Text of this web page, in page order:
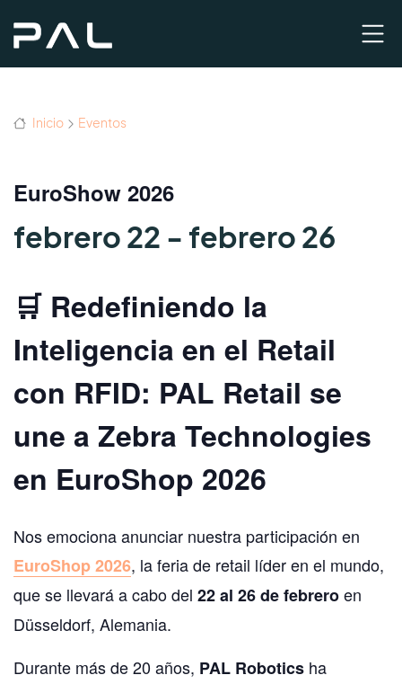
Inicio Eventos
EuroShow 2026
febrero 22 - febrero 26
🛒 Redefiniendo la
Inteligencia en el Retail
con RFID: PAL Retail se
une a Zebra Technologies
en EuroShop 2026
Nos emociona anunciar nuestra participación en
EuroShop 2026, la feria de retail líder en el mundo,
que se llevará a cabo del 22 al 26 de febreroen
Düsseldorf, Alemania.
Durante más de 20 años, PAL Robotics ha